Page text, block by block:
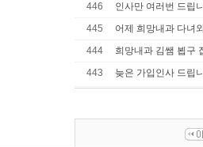
446
인사만 여러번 드립
445
어제 희망내과 다녀
444
희망내과 김쌤 뵙구
443
늦은 가입인사 드립